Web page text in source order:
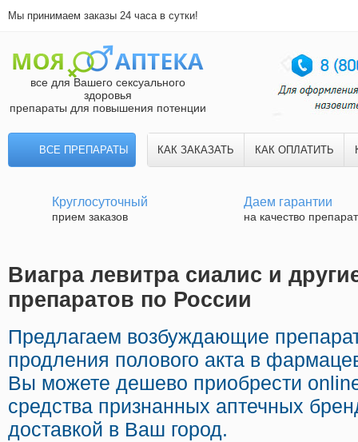
Мы принимаем заказы 24 часа в сутки!
все для Вашего сексуального
здоровья
препараты для повышения потенции
ВСЕ ПРЕПАРАТЫ КАК ЗАКАЗАТЬ КАК ОПЛАТИТЬ
Круглосуточный
прием заказов
Даем гарантии
на качество
Виагра левитра сиалис и
препаратов по России
Предлагаем возбуждающие
продления полового акта в
Вы можете дешево приобрести
средства признанных аптечных
доставкой в Ваш город.